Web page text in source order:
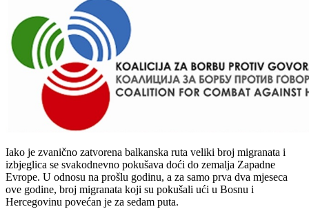
Iako je zvanično zatvorena balkanska ruta veliki broj migranata i
izbjeglica se svakodnevno pokušava doći do zemalja Zapadne
Evrope. U odnosu na prošlu godinu, a za samo prva dva mjeseca
ove godine, broj migranata koji su pokušali ući u Bosnu i
Hercegovinu povećan je za sedam puta.